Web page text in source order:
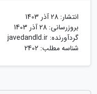
انتشار: 28 آذر 1403
بروزرسانی: 28 آذر 1403
گردآورنده: javedandld.ir
شناسه مطلب: 2402